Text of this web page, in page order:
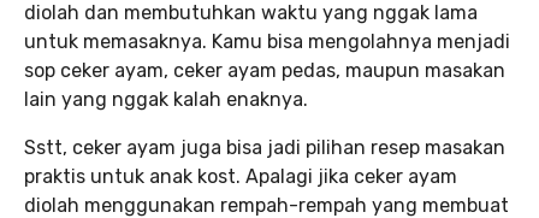
diolah dan membutuhkan waktu yang nggak lama
untuk memasaknya. Kamu bisa mengolahnya menjadi
sop ceker ayam, ceker ayam pedas, maupun masakan
lain yang nggak kalah enaknya.
Sstt, ceker ayam juga bisa jadi pilihan resep masakan
praktis untuk anak kost. Apalagi jika ceker ayam
diolah menggunakan rempah-rempah yang membuat